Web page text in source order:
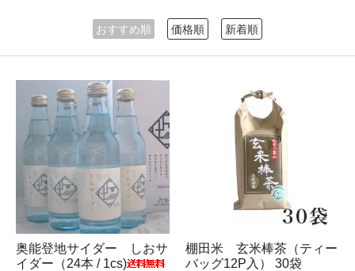
おすすめ順 価格順 新着順
奥能登地サイダー しおサ
イダー（24本 / 1cs)
棚田米 玄米棒茶（ティー
バッグ12P入） 30袋